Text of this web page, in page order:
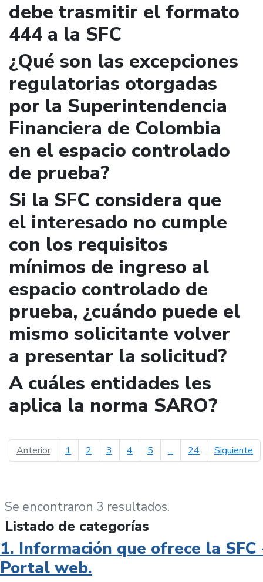
debe trasmitir el formato
444 a la SFC
¿Qué son las excepciones
regulatorias otorgadas
por la Superintendencia
Financiera de Colombia
en el espacio controlado
de prueba?
Si la SFC considera que
el interesado no cumple
con los requisitos
mínimos de ingreso al
espacio controlado de
prueba, ¿cuándo puede el
mismo solicitante volver
a presentar la solicitud?
A cuáles entidades les
aplica la norma SARO?
Anteriorpágina anterior
1 2 3 4 5 ... 24 Siguiente
Se encontraron 3 resultados.
Listado de categorías
1. Información que ofrece la SFC
Portal web.